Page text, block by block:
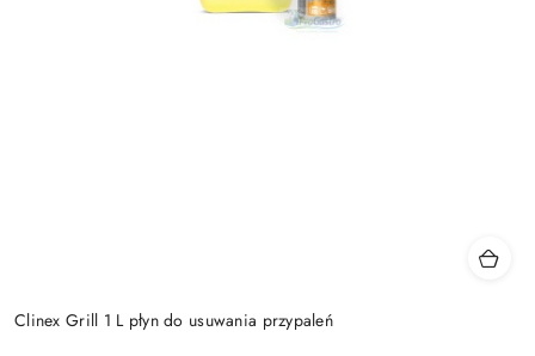
Clinex Grill 1 L płyn do usuwania przypaleń